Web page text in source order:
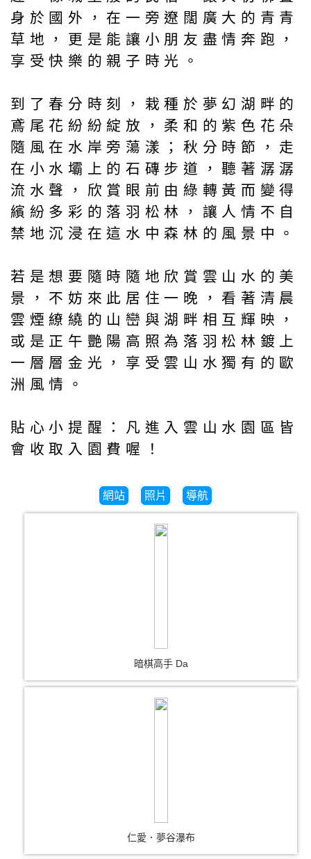
身於國外，在一旁遼闊廣大的青青
草地，更是能讓小朋友盡情奔跑，
享受快樂的親子時光。
到了春分時刻，栽種於夢幻湖畔的
鳶尾花紛紛綻放，柔和的紫色花朵
隨風在水岸旁蕩漾；秋分時節，走
在小水壩上的石磚步道，聽著潺潺
流水聲，欣賞眼前由綠轉黃而變得
繽紛多彩的落羽松林，讓人情不自
禁地沉浸在這水中森林的風景中。
若是想要隨時隨地欣賞雲山水的美
景，不妨來此居住一晚，看著清晨
雲煙繚繞的山巒與湖畔相互輝映，
或是正午艷陽高照為落羽松林鍍上
一層層金光，享受雲山水獨有的歐
洲風情。
貼心小提醒：凡進入雲山水園區皆
會收取入園費喔！
網站 照片 導航
暗棋高手 Da
仁愛．夢谷瀑布